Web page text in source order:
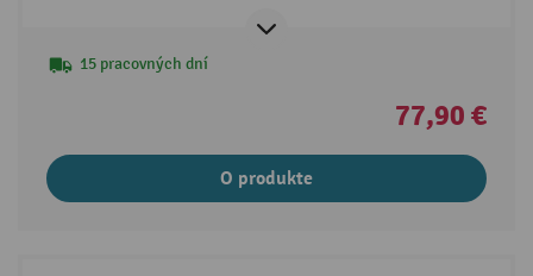
15 pracovných dní
77,90 €
O produkte